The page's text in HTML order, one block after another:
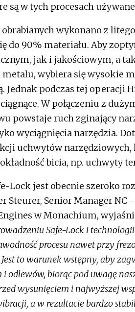
są w tych procesach
wykonano z
do 90% materiału. Aby
jak i jakościowym, a
metalu, wybiera się wysokie
Jednak podczas tej operacji
W połączeniu z
powstaje ruch zginający
wyciągnięcia narzędzia.
uchwytów narzędziowych,
bicia, np. uchwyty
Lock jest obecnie szeroko
Steurer, Senior Manager
w Monachium,
Safe-Lock i
procesu nawet przy
to warunek wstępny, aby
i odlewów, biorąc pod uwagę
wysunięciem i najwyższej
a w rezultacie bardzo